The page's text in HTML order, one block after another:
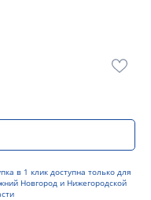
в 1 клик доступна только для
Новгород и Нижегородской